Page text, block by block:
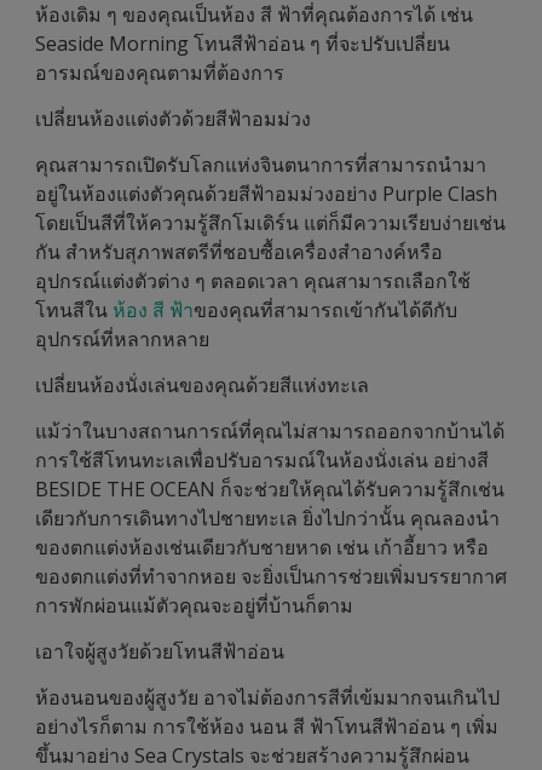
ห้องเดิม ๆ ของคุณเป็นห้อง สี ฟ้าที่คุณต้องการได้ เช่น
Seaside Morning โทนสีฟ้าอ่อน ๆ ที่จะปรับเปลี่ยน
อารมณ์ของคุณตามที่ต้องการ
เปลี่ยนห้องแต่งตัวด้วยสีฟ้าอมม่วง
คุณสามารถเปิดรับโลกแห่งจินตนาการที่สามารถนำมา
อยู่ในห้องแต่งตัวคุณด้วยสีฟ้าอมม่วงอย่าง Purple Clash
โดยเป็นสีที่ให้ความรู้สึกโมเดิร์น แต่ก็มีความเรียบง่ายเช่น
กัน สำหรับสุภาพสตรีที่ชอบซื้อเครื่องสำอางค์หรือ
อุปกรณ์แต่งตัวต่าง ๆ ตลอดเวลา คุณสามารถเลือกใช้
โทนสีใน ห้อง สี ฟ้าของคุณที่สามารถเข้ากันได้ดีกับ
อุปกรณ์ที่หลากหลาย
เปลี่ยนห้องนั่งเล่นของคุณด้วยสีแห่งทะเล
แม้ว่าในบางสถานการณ์ที่คุณไม่สามารถออกจากบ้านได้
การใช้สีโทนทะเลเพื่อปรับอารมณ์ในห้องนั่งเล่น อย่างสี
BESIDE THE OCEAN ก็จะช่วยให้คุณได้รับความรู้สึกเช่น
เดียวกับการเดินทางไปชายทะเล ยิ่งไปกว่านั้น คุณลองนำ
ของตกแต่งห้องเช่นเดียวกับชายหาด เช่น เก้าอี้ยาว หรือ
ของตกแต่งที่ทำจากหอย จะยิ่งเป็นการช่วยเพิ่มบรรยากาศ
การพักผ่อนแม้ตัวคุณจะอยู่ที่บ้านก็ตาม
เอาใจผู้สูงวัยด้วยโทนสีฟ้าอ่อน
ห้องนอนของผู้สูงวัย อาจไม่ต้องการสีที่เข้มมากจนเกินไป
อย่างไรก็ตาม การใช้ห้อง นอน สี ฟ้าโทนสีฟ้าอ่อน ๆ เพิ่ม
ขึ้นมาอย่าง Sea Crystals จะช่วยสร้างความรู้สึกผ่อน